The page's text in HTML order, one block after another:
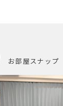
お部屋スナップ